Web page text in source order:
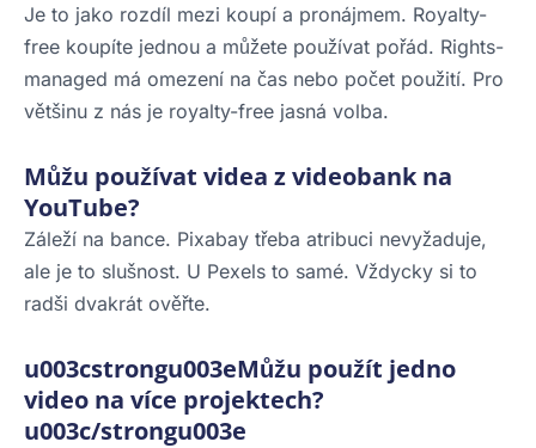
Je to jako rozdíl mezi koupí a pronájmem. Royalty-
free koupíte jednou a můžete používat pořád. Rights-
managed má omezení na čas nebo počet použití. Pro
většinu z nás je royalty-free jasná volba.
Můžu používat videa z videobank na
YouTube?
Záleží na bance. Pixabay třeba atribuci nevyžaduje,
ale je to slušnost. U Pexels to samé. Vždycky si to
radši dvakrát ověřte.
u003cstrongu003eMůžu použít jedno
video na více projektech?
u003c/strongu003e